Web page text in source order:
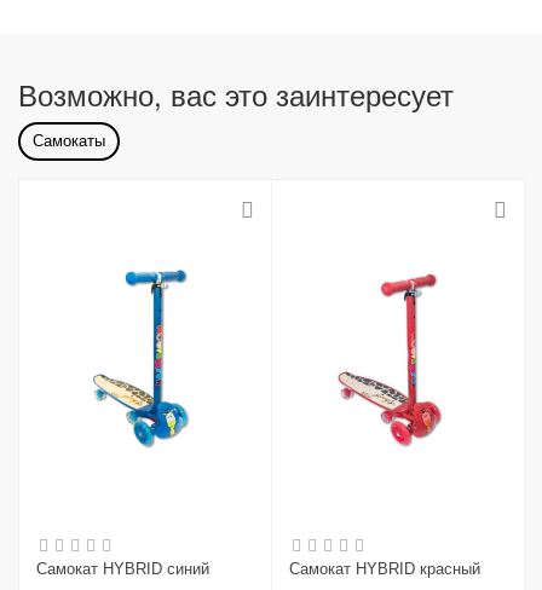
Возможно, вас это заинтересует
Самокаты
Самокат HYBRID синий Самокат HYBRID красный